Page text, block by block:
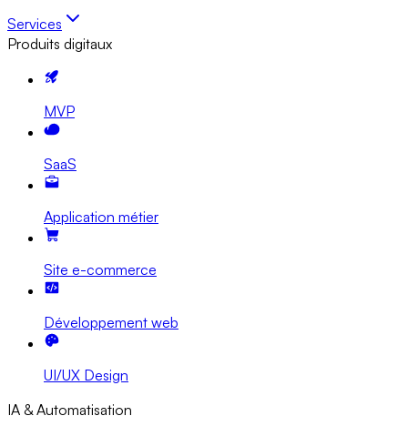
Services
Produits digitaux
MVP
SaaS
Application métier
Site e-commerce
Développement web
UI/UX Design
IA & Automatisation